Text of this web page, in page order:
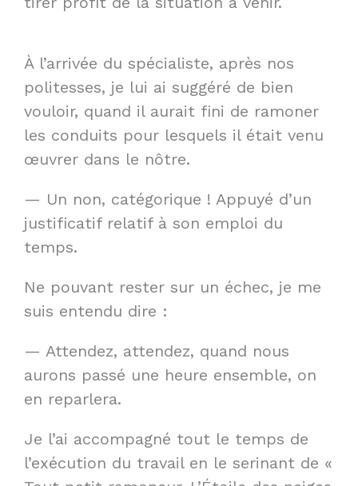
À l’arrivée du spécialiste, après nos
politesses, je lui ai suggéré de bien
vouloir, quand il aurait fini de ramoner
les conduits pour lesquels il était venu
œuvrer dans le nôtre.
— Un non, catégorique ! Appuyé d’un
justificatif relatif à son emploi du
temps.
Ne pouvant rester sur un échec, je me
suis entendu dire :
— Attendez, attendez, quand nous
aurons passé une heure ensemble, on
en reparlera.
Je l’ai accompagné tout le temps de
l’exécution du travail en le serinant de «